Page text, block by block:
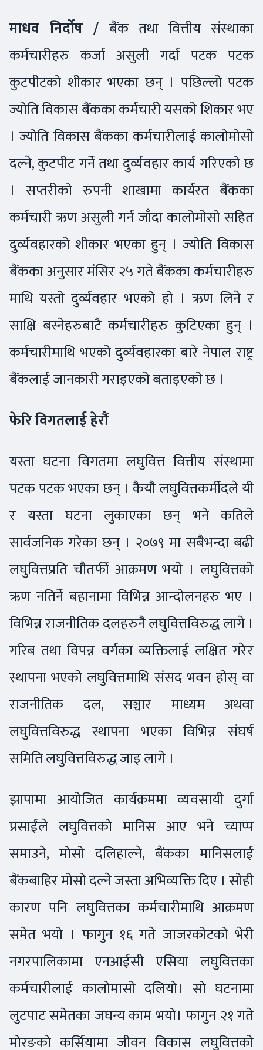
माधव निर्दोष / बैंक तथा वित्तीय संस्थाका
कर्मचारीहरु कर्जा असुली गर्दा पटक पटक
कुटपीटको शीकार भएका छन् । पछिल्लो पटक
ज्योति विकास बैंकका कर्मचारी यसको शिकार भए
। ज्योति विकास बैंकका कर्मचारीलाई कालोमोसो
दल्ने, कुटपीट गर्ने तथा दुर्व्यवहार कार्य गरिएको छ
। सप्तरीको रुपनी शाखामा कार्यरत बैंकका
कर्मचारी ऋण असुली गर्न जाँदा कालोमोसो सहित
दुर्व्यवहारको शीकार भएका हुन् । ज्योति विकास
बैंकका अनुसार मंसिर २५ गते बैंकका कर्मचारीहरु
माथि यस्तो दुर्व्यवहार भएको हो । ऋण लिने र
साक्षि बस्नेहरुबाटै कर्मचारीहरु कुटिएका हुन् ।
कर्मचारीमाथि भएको दुर्व्यवहारका बारे नेपाल राष्ट्र
बैंकलाई जानकारी गराइएको बताइएको छ ।
फेरि विगतलाई हेरौं
यस्ता घटना विगतमा लघुवित्त वित्तीय संस्थामा
पटक पटक भएका छन् । कैयौ लघुवित्तकर्मीदले यी
र यस्ता घटना लुकाएका छन् भने कतिले
सार्वजनिक गरेका छन् । २०७९ मा सबैभन्दा बढी
लघुवित्तप्रति चौतर्फी आक्रमण भयो । लघुवित्तको
ऋण नतिर्ने बहानामा विभिन्न आन्दोलनहरु भए ।
विभिन्न राजनीतिक दलहरुनै लघुवित्तविरुद्ध लागे ।
गरिब तथा विपन्न वर्गका व्यक्तिलाई लक्षित गरेर
स्थापना भएको लघुवित्तमाथि संसद भवन होस् वा
राजनीतिक दल, सञ्चार माध्यम अथवा
लघुवित्तविरुद्ध स्थापना भएका विभिन्न संघर्ष
समिति लघुवित्तविरुद्ध जाइ लागे ।
झापामा आयोजित कार्यक्रममा व्यवसायी दुर्गा
प्रसाईंले लघुवित्तको मानिस आए भने च्याप्प
समाउने, मोसो दलिहाल्ने, बैंकका मानिसलाई
बैंकबाहिर मोसो दल्ने जस्ता अभिव्यक्ति दिए । सोही
कारण पनि लघुवित्तका कर्मचारीमाथि आक्रमण
समेत भयो । फागुन १६ गते जाजरकोटको भेरी
नगरपालिकामा एनआईसी एसिया लघुवित्तका
कर्मचारीलाई कालोमासो दलियो। सो घटनामा
लुटपाट समेतका जघन्य काम भयो। फागुन २१ गते
मोरङको कर्सियामा जीवन विकास लघुवित्तको